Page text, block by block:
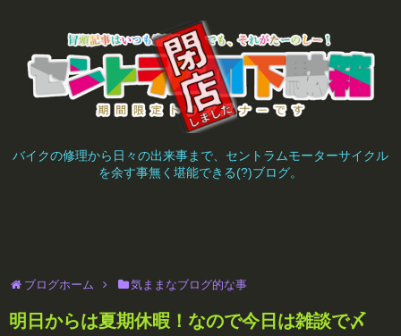
バイクの修理から日々の出来事まで、セントラムモーターサイクル
を余す事無く堪能できる(?)ブログ。
ブログホーム 気ままなブログ的な事
明日からは夏期休暇！なので今日は雑談で〆